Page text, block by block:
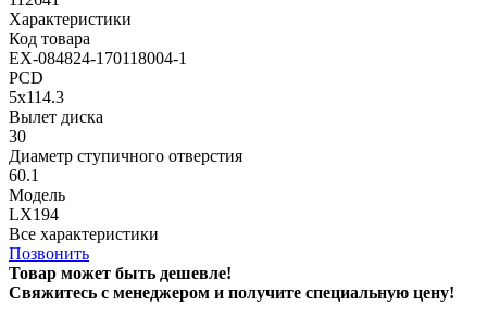
Характеристики
Код товара
EX-084824-170118004-1
PCD
5x114.3
Вылет диска
30
Диаметр ступичного отверстия
60.1
Модель
LX194
Все характеристики
Позвонить
Товар может быть дешевле!
Свяжитесь с менеджером и получите специальную цену!